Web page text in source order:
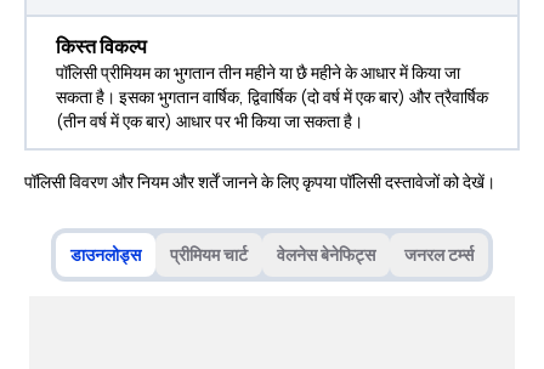
किस्त विकल्प
पॉलिसी प्रीमियम का भुगतान तीन महीने या छै महीने के आधार में किया जा
सकता है। इसका भुगतान वार्षिक, द्विवार्षिक (दो वर्ष में एक बार) और त्रैवार्षिक
(तीन वर्ष में एक बार) आधार पर भी किया जा सकता है।
पॉलिसी विवरण और नियम और शर्तें जानने के लिए कृपया पॉलिसी दस्तावेजों को देखें।
डाउनलोड्स प्रीमियम चार्ट वेलनेस बेनेफिट्स जनरल टर्म्स